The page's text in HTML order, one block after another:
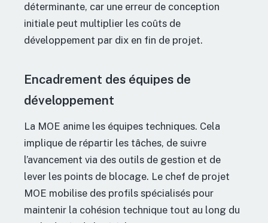
déterminante, car une erreur de conception
initiale peut multiplier les coûts de
développement par dix en fin de projet.
Encadrement des équipes de
développement
La MOE anime les équipes techniques. Cela
implique de répartir les tâches, de suivre
l’avancement via des outils de gestion et de
lever les points de blocage. Le chef de projet
MOE mobilise des profils spécialisés pour
maintenir la cohésion technique tout au long du